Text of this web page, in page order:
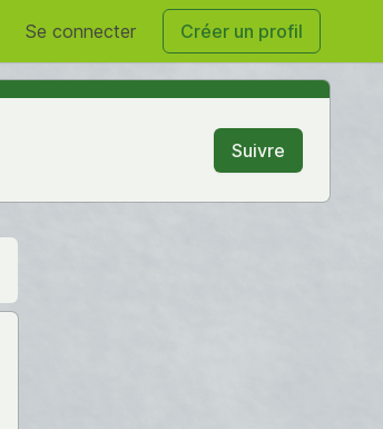
Se connecter Créer un profil
Suivre